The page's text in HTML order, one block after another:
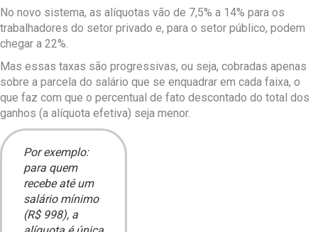
No novo sistema, as alíquotas vão de 7,5% a 14% para os
trabalhadores do setor privado e, para o setor público, podem
chegar a 22%.
Mas essas taxas são progressivas, ou seja, cobradas apenas
sobre a parcela do salário que se enquadrar em cada faixa, o
que faz com que o percentual de fato descontado do total dos
ganhos (a alíquota efetiva) seja menor.
Por exemplo:
para quem
recebe até um
salário mínimo
(R$ 998), a